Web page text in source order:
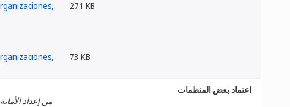
271 KB
73 KB
اعتماد بعض المنظمات
من إعداد الأمانة